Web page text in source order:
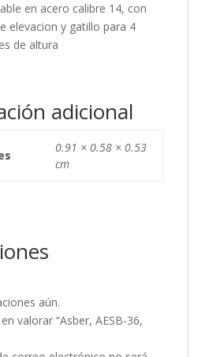
en acero calibre 14, con
elevacion y gatillo para 4
de altura
adicional
0.91 × 0.58 × 0.53
cm
aún.
valorar “Asber, AESB-36,